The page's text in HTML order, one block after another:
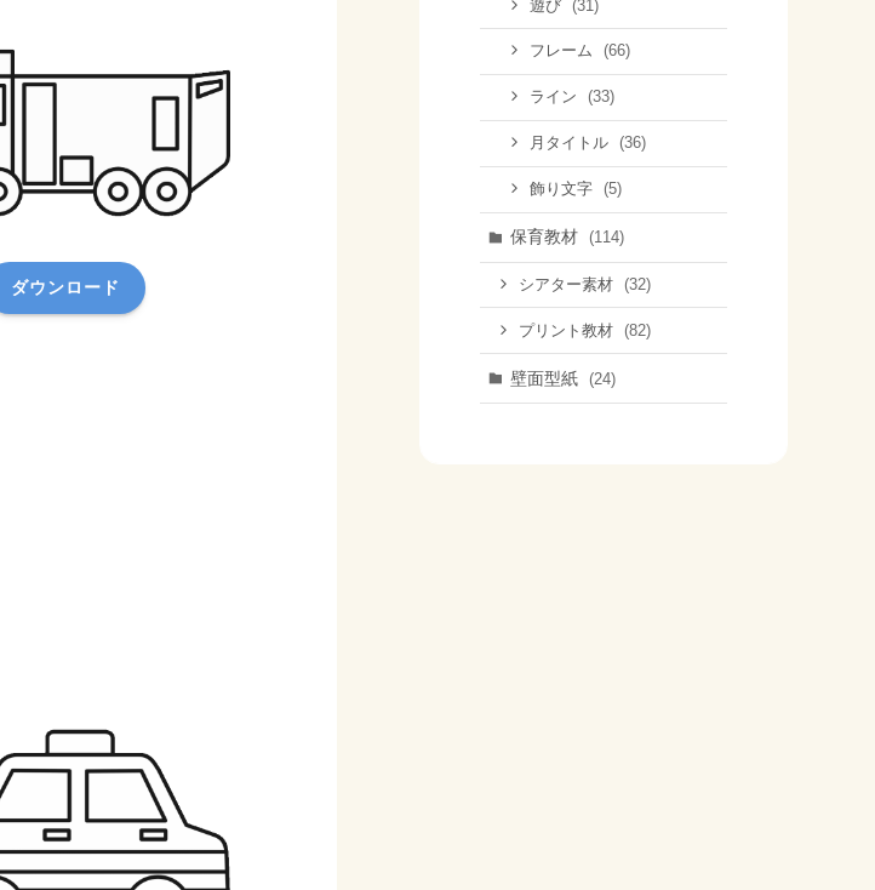
ダウンロード
遊び (31)
フレーム (66)
ライン (33)
月タイトル (36)
飾り文字 (5)
保育教材 (114)
シアター素材 (32)
プリント教材 (82)
壁面型紙 (24)